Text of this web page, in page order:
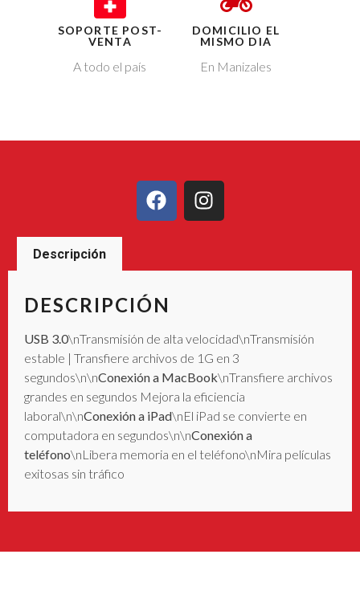
SOPORTE POST-
VENTA
A todo el país
DOMICILIO EL
MISMO DIA
En Manizales
Descripción
DESCRIPCIÓN
USB 3.0\nTransmisión de alta velocidad\nTransmisión
estable | Transfiere archivos de 1G en 3
segundos\n\nConexión a MacBook\nTransfiere archivos
grandes en segundos Mejora la eficiencia
laboral\n\nConexión a iPad\nEl iPad se convierte en
computadora en segundos\n\nConexión a
teléfono\nLibera memoria en el teléfono\nMira películas
exitosas sin tráfico